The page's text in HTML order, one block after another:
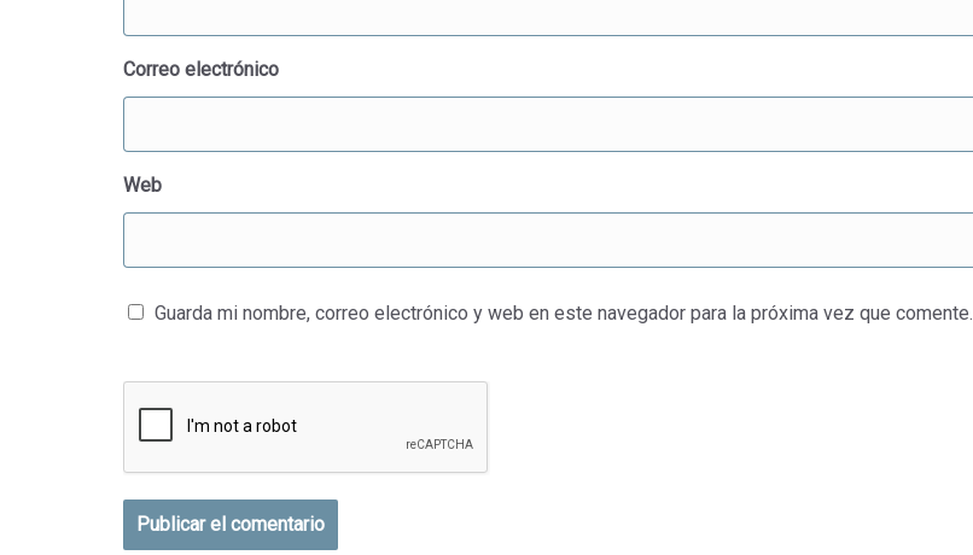
Correo electrónico
Web
Guarda mi nombre, correo electrónico y web en este navegador para la próxima vez que comente.